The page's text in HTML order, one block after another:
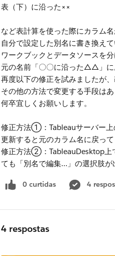
表（下）に沿った××
など表計算を使った際にカラム
自分で設定した別名に書き換え
ワークブックとデータソースを
元の名前「〇〇に沿った△△」に
再度以下の修正を試みましたが、
その他の方法で変更する手段はあ
何卒宜しくお願いします。
修正方法①：Tableauサーバー上
更新すると元のカラム名に戻って
修正方法②：TableauDesktop上
ても「別名で編集…」の選択肢が
0 curtidas 4
4 respostas